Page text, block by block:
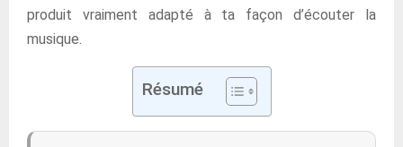
produit vraiment adapté à ta façon d’écouter la
musique.
Résumé